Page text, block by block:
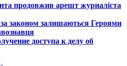
продовжив арешт журналіста
законом залишаються Героями
доступа к делу об